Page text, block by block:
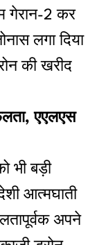
गेरान-2 कर
लगा दिया
की खरीद
एएलएस
भी बड़ी
आत्‍मघाती
अपने